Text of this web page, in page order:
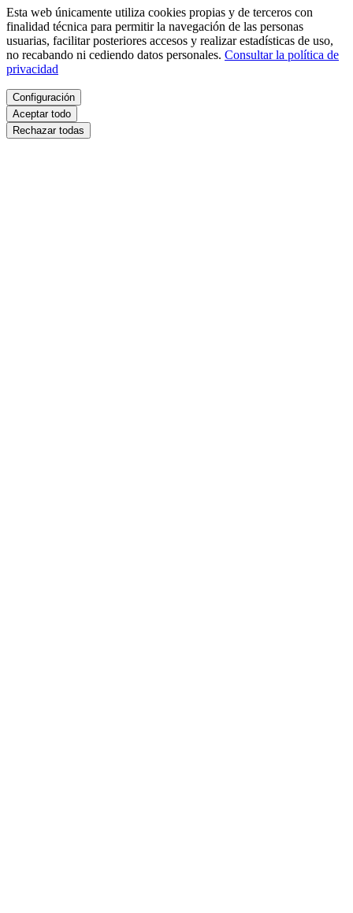
Esta web únicamente utiliza cookies propias y de terceros con
finalidad técnica para permitir la navegación de las personas
usuarias, facilitar posteriores accesos y realizar estadísticas de uso,
no recabando ni cediendo datos personales. Consultar la política de
privacidad
Configuración
Aceptar todo
Rechazar todas